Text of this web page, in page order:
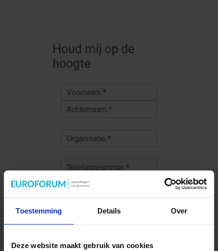
Toestemming Details Over
Deze website maakt gebruik van cookies
Houd mij op de
hoogte
Voornaam *
Achternaam *
Organisatie *
Telefoonnummer *
E-mail *